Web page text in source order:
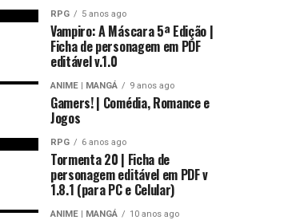
RPG 5 anos ago
Vampiro: A Máscara 5ª Edição |
Ficha de personagem em PDF
editável v.1.0
ANIME | MANGÁ 9 anos ago
Gamers! | Comédia, Romance e
Jogos
RPG 6 anos ago
Tormenta 20 | Ficha de
personagem editável em PDF v
1.8.1 (para PC e Celular)
ANIME | MANGÁ 10 anos ago